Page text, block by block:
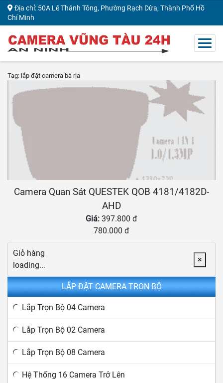
Địa chỉ: 50A Lê Thánh Tông, Phường Rạch Dừa, Thành Phố Hồ
Chí Minh
Tag: lắp đặt camera bà rịa
Camera Quan Sát QUESTEK QOB 4181/4182D-
AHD
Giá: 397.800 đ
780.000 đ
×
Giỏ hàng
loading...
LẮP ĐẶT CAMERA TRỌN BỘ
Lắp Trọn Bộ 04 Camera
Lắp Trọn Bộ 02 Camera
Lắp Trọn Bộ 08 Camera
Hệ Thống 16 Camera Trở Lên